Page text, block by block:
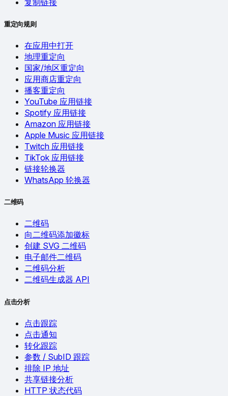
重定向规则
在应用中打开
地理重定向
国家/地区重定向
应用商店重定向
播客重定向
YouTube 应用链接
Spotify 应用链接
Amazon 应用链接
Apple Music 应用链接
Twitch 应用链接
TikTok 应用链接
链接轮换器
WhatsApp 轮换器
二维码
二维码
向二维码添加徽标
创建 SVG 二维码
电子邮件二维码
二维码分析
二维码生成器 API
点击分析
点击跟踪
点击通知
转化跟踪
参数 / SubID 跟踪
排除 IP 地址
共享链接分析
HTTP 状态代码